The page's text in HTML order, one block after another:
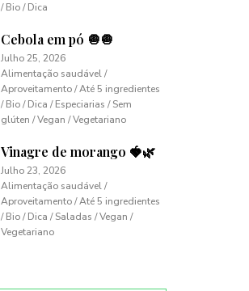
/ Bio / Dica
Cebola em pó 🧅🧅
Julho 25, 2026
Alimentação saudável /
Aproveitamento / Até 5 ingredientes
/ Bio / Dica / Especiarias / Sem
glúten / Vegan / Vegetariano
Vinagre de morango 🍓🌿
Julho 23, 2026
Alimentação saudável /
Aproveitamento / Até 5 ingredientes
/ Bio / Dica / Saladas / Vegan /
Vegetariano